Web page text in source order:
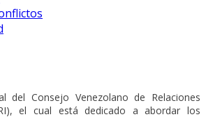
del Consejo Venezolano de Relaciones
el cual está dedicado a abordar los